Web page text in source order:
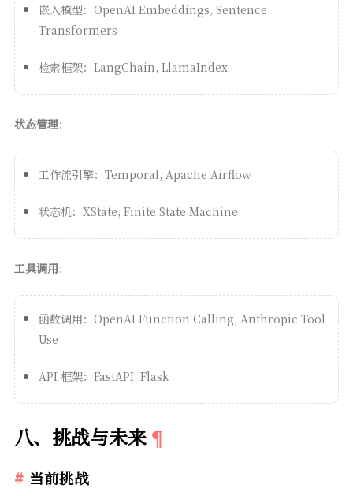
嵌入模型：OpenAI Embeddings, Sentence
Transformers
检索框架：LangChain, LlamaIndex
状态管理：
工作流引擎：Temporal, Apache Airflow
状态机：XState, Finite State Machine
工具调用：
函数调用：OpenAI Function Calling, Anthropic Tool
Use
API 框架：FastAPI, Flask
八、挑战与未来
当前挑战